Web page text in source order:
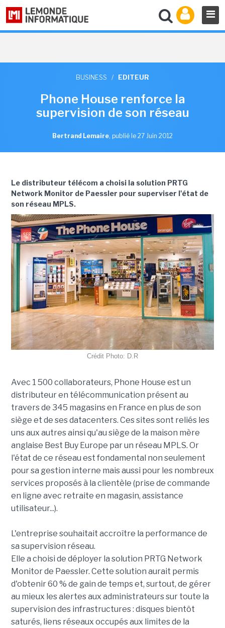
BUSINESS / EDITEUR
Phone House renforce la
supervision de son réseau
Bertrand Lemaire, publié le 27 Juin 2012
Le distributeur télécom a choisi la solution PRTG
Network Monitor de Paessler pour superviser l'état de
son réseau MPLS.
Crédit Photo: D.R
Avec 1 500 collaborateurs, Phone House est un
distributeur en télécommunication présent au
travers de 345 magasins en France en plus de son
siège et de ses datacenters. Ces sites sont reliés les
uns aux autres ainsi qu'au siège de la maison mère
anglaise Best Buy Europe par un réseau MPLS. Or
l'état de ce réseau est fondamental non seulement
pour sa gestion interne mais aussi pour les nombreux
services proposés à la clientèle (prise de commande
en ligne avec retraite en magasin, assistance
utilisateur...).
L'entreprise souhaitait accroître la performance de
sa supervision réseau.
Elle a choisi de déployer la solution PRTG Network
Monitor de Paessler. Cette solution aurait permis
d'obtenir 60 % de gain de temps et, surtout, de gérer
au mieux les alertes aux administrateurs sur toute la
supervision des infrastructures : disques bientôt
saturés, liens réseaux occupés aux limites de la